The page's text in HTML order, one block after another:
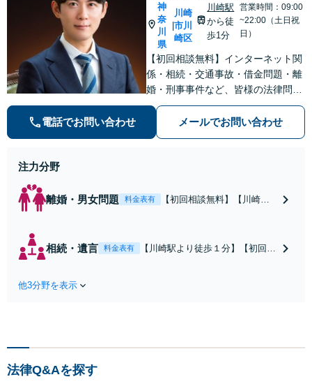
神
奈
川
県
川崎
市川
崎区
川崎駅
から徒
歩1分
営業時間：09:00
~22:00（土日祝
日）
【初回相談無料】インターネット関
係・相続・交通事故・借金問題・離
婚・刑事事件など、皆様の法律問題
を解決すべく、親身になって取り組
みます。クチコミ・リピーターの方
も多数。お気軽にお問い合わせ下さ
電話でお問い合わせ メールでお問い合わせ
注力分野
離婚・男女問題 料金表有
【初回相談無料】【川崎駅
割・婚姻費用・養育費・財
相続・遺言 料金表有
【川崎駅より徒歩１分】【初回相
他3分野を表示
法律Q&Aを探す